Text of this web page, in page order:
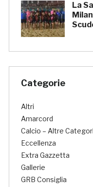
La
Categorie
Altri
Amarcord
Calcio – Altre
Eccellenza
Extra Gazzetta
Gallerie
GRB Consiglia